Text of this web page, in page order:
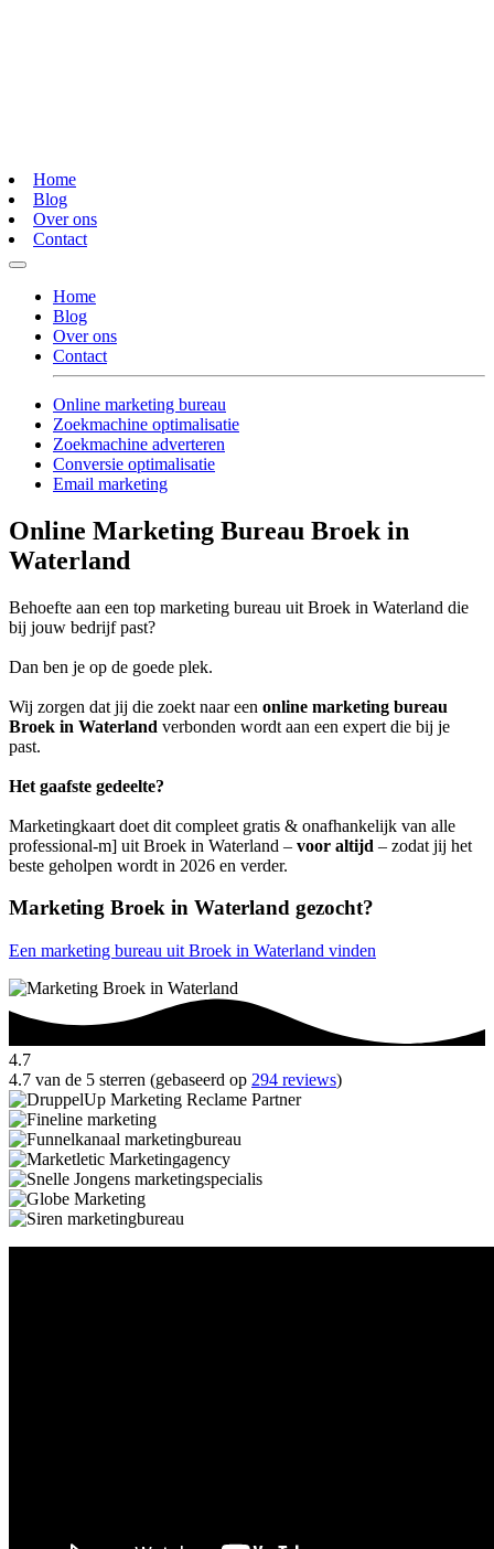
Home
Blog
Over ons
Contact
Home
Blog
Over ons
Contact
Online marketing bureau
Zoekmachine optimalisatie
Zoekmachine adverteren
Conversie optimalisatie
Email marketing
Online Marketing Bureau Broek in
Waterland
Behoefte aan een top marketing bureau uit Broek in Waterland die
bij jouw bedrijf past?
Dan ben je op de goede plek.
Wij zorgen dat jij die zoekt naar een online marketing bureau
Broek in Waterland verbonden wordt aan een expert die bij je
past.
Het gaafste gedeelte?
Marketingkaart doet dit compleet gratis & onafhankelijk van alle
professional-m] uit Broek in Waterland – voor altijd – zodat jij het
beste geholpen wordt in 2026 en verder.
Marketing Broek in Waterland gezocht?
Een marketing bureau uit Broek in Waterland vinden
4.7
4.7 van de 5 sterren (gebaseerd op 294 reviews)